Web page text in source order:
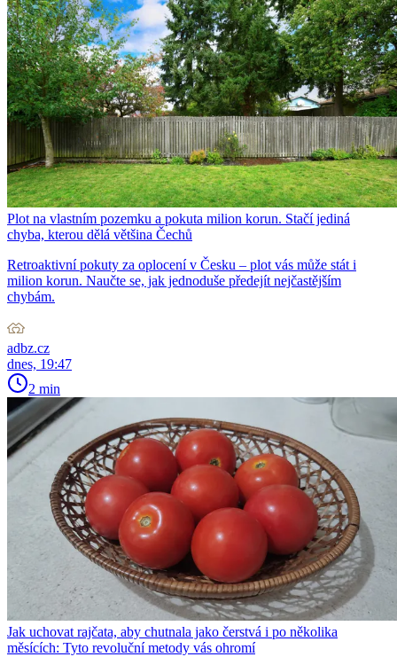
Plot na vlastním pozemku a pokuta milion korun. Stačí jediná
chyba, kterou dělá většina Čechů
Retroaktivní pokuty za oplocení v Česku – plot vás může stát i
milion korun. Naučte se, jak jednoduše předejít nejčastějším
chybám.
adbz.cz
dnes, 19:47
2 min
Jak uchovat rajčata, aby chutnala jako čerstvá i po několika
měsících: Tyto revoluční metody vás ohromí